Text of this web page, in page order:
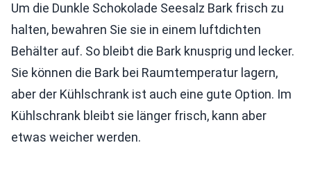
Um die Dunkle Schokolade Seesalz Bark frisch zu
halten, bewahren Sie sie in einem luftdichten
Behälter auf. So bleibt die Bark knusprig und lecker.
Sie können die Bark bei Raumtemperatur lagern,
aber der Kühlschrank ist auch eine gute Option. Im
Kühlschrank bleibt sie länger frisch, kann aber
etwas weicher werden.